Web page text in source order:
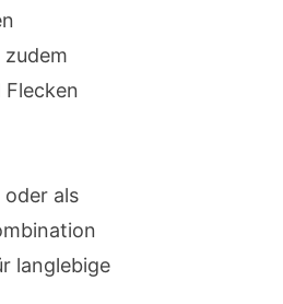
als
langlebige